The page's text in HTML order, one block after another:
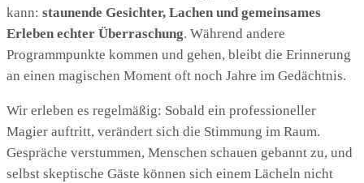
kann: staunende Gesichter, Lachen und gemeinsames
Erleben echter Überraschung. Während andere
Programmpunkte kommen und gehen, bleibt die Erinnerung
an einen magischen Moment oft noch Jahre im Gedächtnis.
Wir erleben es regelmäßig: Sobald ein professioneller
Magier auftritt, verändert sich die Stimmung im Raum.
Gespräche verstummen, Menschen schauen gebannt zu, und
selbst skeptische Gäste können sich einem Lächeln nicht